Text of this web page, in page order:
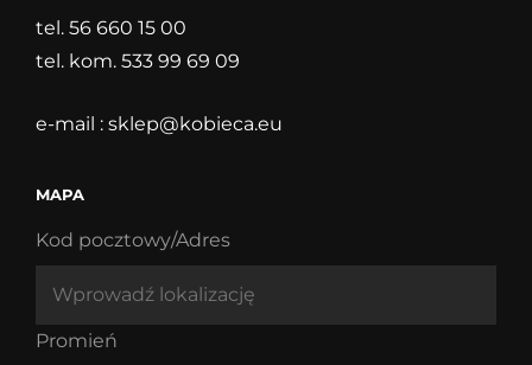
tel. 56 660 15 00
tel. kom. 533 99 69 09
e-mail : sklep@kobieca.eu
MAPA
Kod pocztowy/Adres
Promień